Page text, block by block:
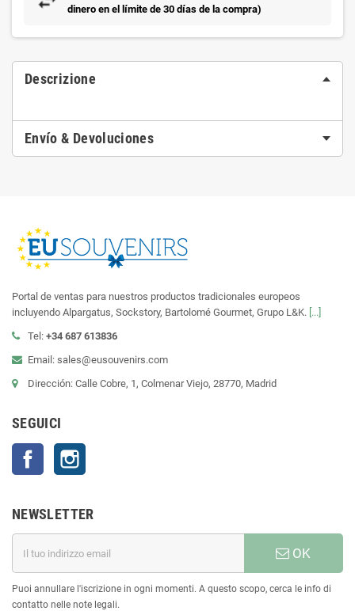
dinero en el límite de 30 días de la compra)
Descrizione
Envío & Devoluciones
Portal de ventas para nuestros productos tradicionales europeos
incluyendo Alpargatus, Sockstory, Bartolomé Gourmet, Grupo L&K. [...]
Tel: +34 687 613836
Email: sales@eusouvenirs.com
Dirección: Calle Cobre, 1, Colmenar Viejo, 28770, Madrid
SEGUICI
Facebook
NEWSLETTER
OK
Puoi annullare l'iscrizione in ogni momenti. A questo scopo, cerca le info di
contatto nelle note legali.